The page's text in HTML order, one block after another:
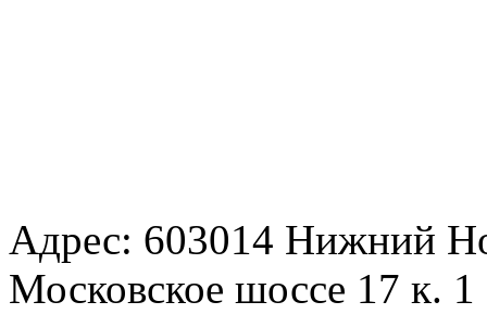
Адрес: 603014 Нижний
Московское шоссе 17 к.